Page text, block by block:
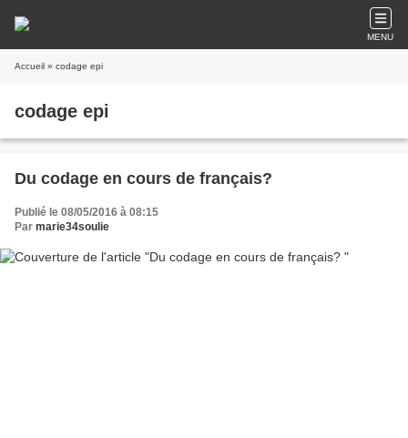
MENU
Accueil » codage epi
codage epi
Du codage en cours de français?
Publié le 08/05/2016 à 08:15
Par marie34soulie